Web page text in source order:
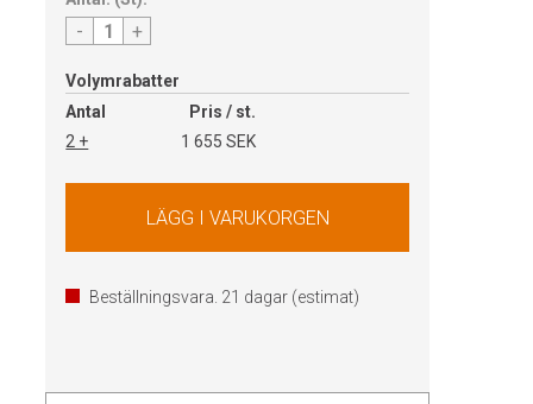
- +
Volymrabatter
Antal
Pris / st.
2 +
1 655 SEK
Beställningsvara. 21 dagar (estimat)